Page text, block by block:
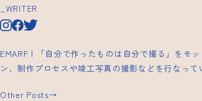
_WRITER
EMARF | 「自分で作ったものは自分で撮る」をモ
ン、制作プロセスや竣工写真の撮影などを行なって
Other Posts→